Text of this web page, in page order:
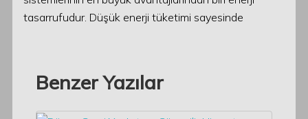
tasarrufudur. Düşük enerji tüketimi sayesinde
Benzer Yazılar